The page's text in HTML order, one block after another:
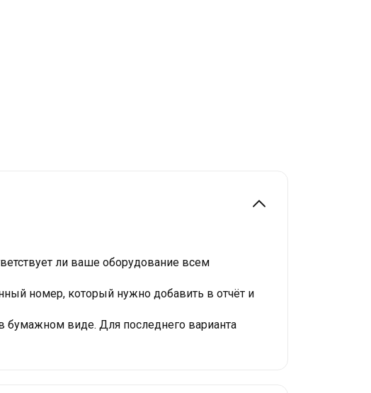
ли ваше оборудование всем
номер, который нужно добавить в отчёт и
бумажном виде. Для последнего варианта